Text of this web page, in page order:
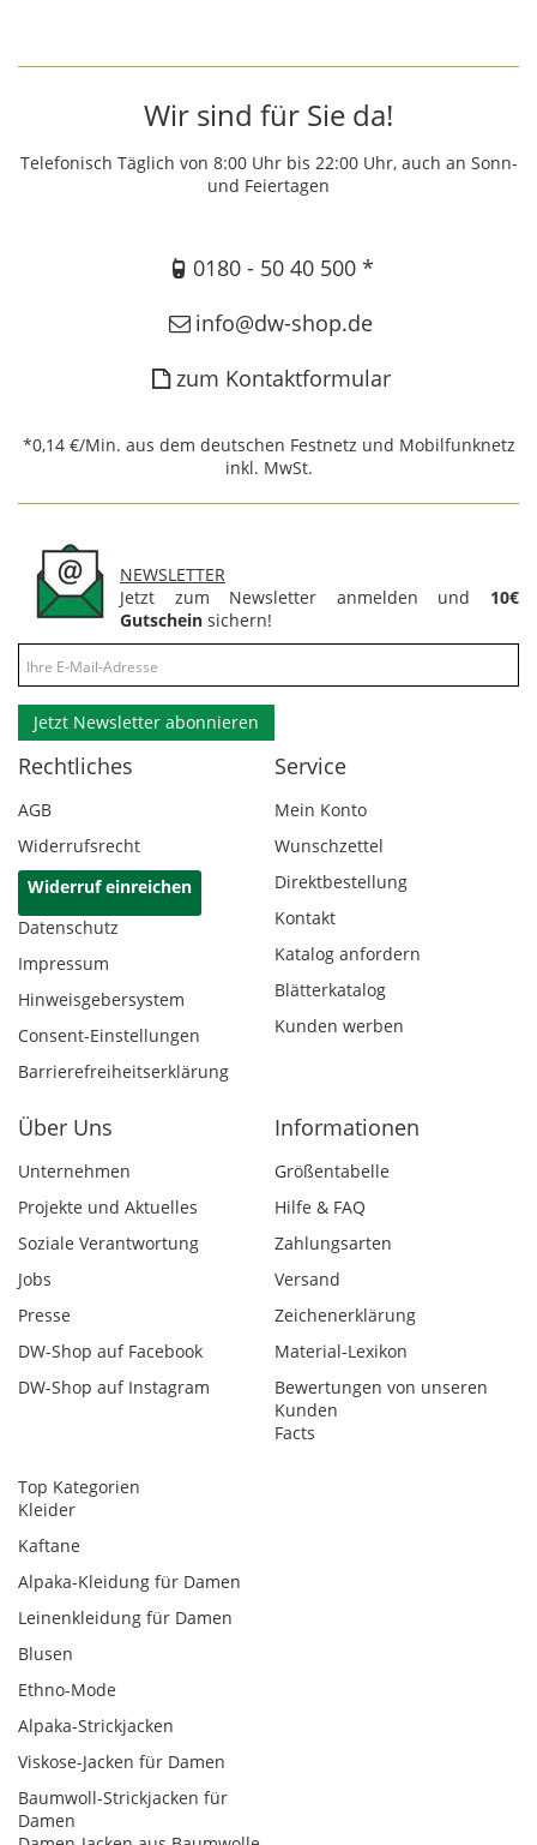
Wir sind für Sie da!
Telefonisch Täglich von 8:00 Uhr bis 22:00 Uhr, auch an Sonn-
und Feiertagen
0180 - 50 40 500 *
info@dw-shop.de
zum Kontaktformular
*0,14 €/Min. aus dem deutschen Festnetz und Mobilfunknetz
inkl. MwSt.
NEWSLETTER
Jetzt zum Newsletter anmelden und 10€
Gutschein sichern!
Jetzt Newsletter abonnieren
Rechtliches
AGB
Widerrufsrecht
Widerruf einreichen
Datenschutz
Impressum
Hinweisgebersystem
Consent-Einstellungen
Barrierefreiheitserklärung
Service
Mein Konto
Wunschzettel
Direktbestellung
Kontakt
Katalog anfordern
Blätterkatalog
Kunden werben
Über Uns
Unternehmen
Projekte und Aktuelles
Soziale Verantwortung
Jobs
Presse
DW-Shop auf Facebook
DW-Shop auf Instagram
Informationen
Größentabelle
Hilfe & FAQ
Zahlungsarten
Versand
Zeichenerklärung
Material-Lexikon
Bewertungen von unseren
Kunden
Facts
Top Kategorien
Kleider
Kaftane
Alpaka-Kleidung für Damen
Leinenkleidung für Damen
Blusen
Ethno-Mode
Alpaka-Strickjacken
Viskose-Jacken für Damen
Baumwoll-Strickjacken für
Damen